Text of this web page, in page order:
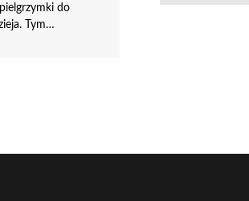
do
Tym…